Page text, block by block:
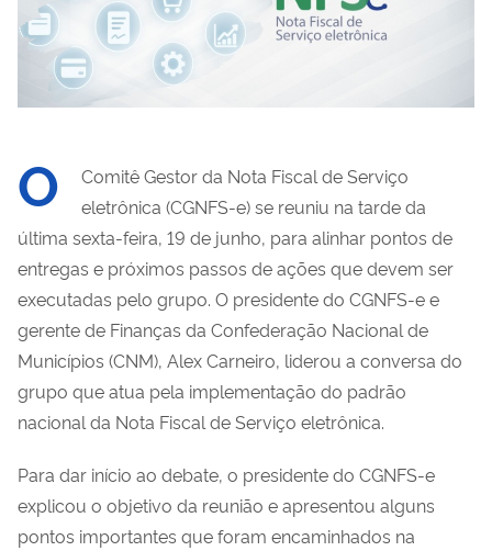
O
Comitê Gestor da Nota Fiscal de Serviço
eletrônica (CGNFS-e) se reuniu na tarde da
última sexta-feira, 19 de junho, para alinhar pontos de
entregas e próximos passos de ações que devem ser
executadas pelo grupo. O presidente do CGNFS-e e
gerente de Finanças da Confederação Nacional de
Municípios (CNM), Alex Carneiro, liderou a conversa do
grupo que atua pela implementação do padrão
nacional da Nota Fiscal de Serviço eletrônica.
Para dar início ao debate, o presidente do CGNFS-e
explicou o objetivo da reunião e apresentou alguns
pontos importantes que foram encaminhados na